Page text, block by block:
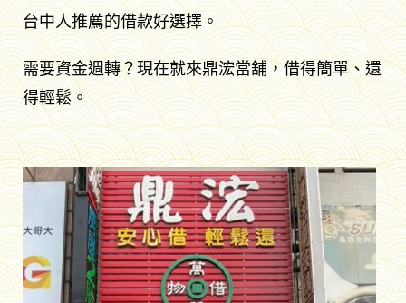
台中人推薦的借款好選擇。
需要資金週轉？現在就來鼎浤當舖，借得簡單、還
得輕鬆。